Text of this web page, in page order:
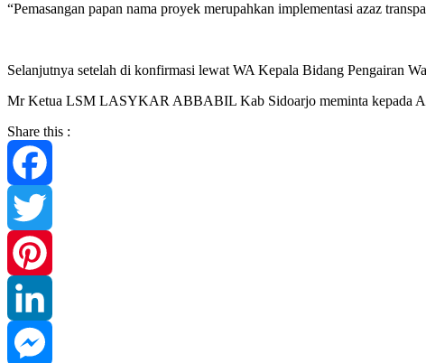
“Pemasangan papan nama proyek merupahkan implementasi azaz
Selanjutnya setelah di konfirmasi lewat WA Kepala Bidang Pengairan
Mr Ketua LSM LASYKAR ABBABIL Kab Sidoarjo meminta kepada
Share this :
Facebook
Twitter
Pinterest
LinkedIn